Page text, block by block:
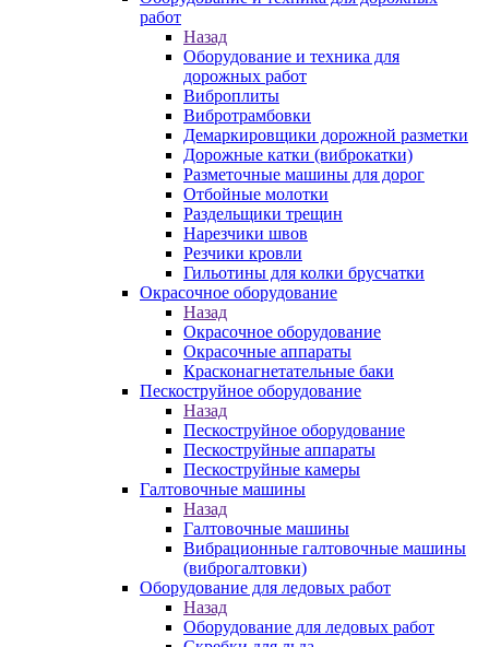
работ
Назад
Оборудование и техника для
дорожных работ
Виброплиты
Вибротрамбовки
Демаркировщики дорожной разметки
Дорожные катки (виброкатки)
Разметочные машины для дорог
Отбойные молотки
Раздельщики трещин
Нарезчики швов
Резчики кровли
Гильотины для колки брусчатки
Окрасочное оборудование
Назад
Окрасочное оборудование
Окрасочные аппараты
Красконагнетательные баки
Пескоструйное оборудование
Назад
Пескоструйное оборудование
Пескоструйные аппараты
Пескоструйные камеры
Галтовочные машины
Назад
Галтовочные машины
Вибрационные галтовочные машины
(виброгалтовки)
Оборудование для ледовых работ
Назад
Оборудование для ледовых работ